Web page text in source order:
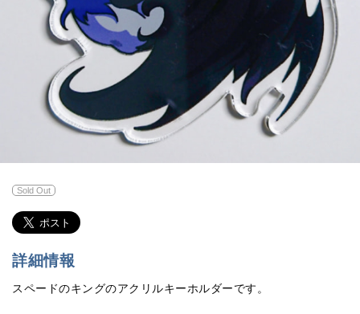
Sold Out
詳細情報
スペードのキングのアクリルキーホルダーです。